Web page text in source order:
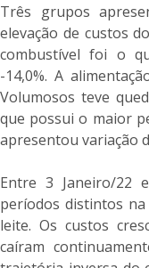
Três grupos
elevação de custos
combustível foi o
-14,0%. A
Volumosos teve
que possui o maior
apresentou variação
Entre 3 Janeiro/22
períodos distintos
leite. Os custos
caíram